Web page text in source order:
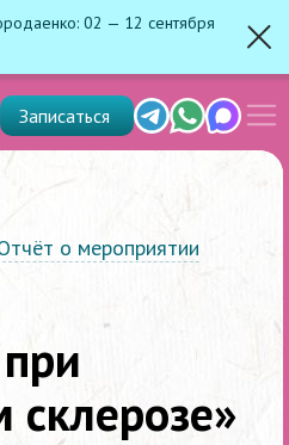
02 — 12 сентября
TelegramWhats'app
Max
Записаться
меню
о мероприятии
склерозе»